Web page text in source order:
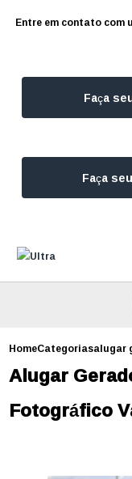
Entre em contato com
Faça
Faça
HomeCategoriasalugar
Alugar
Fotográfico